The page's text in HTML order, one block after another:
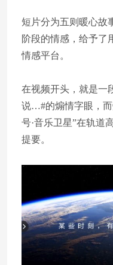
短片分为五则暖心故
阶段的情感，给予了
情感平台。
在视频开头，就是一
说…#的煽情字眼，而
号·音乐卫星”在轨道
提要。